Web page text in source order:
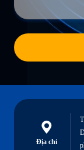
Địa chỉ